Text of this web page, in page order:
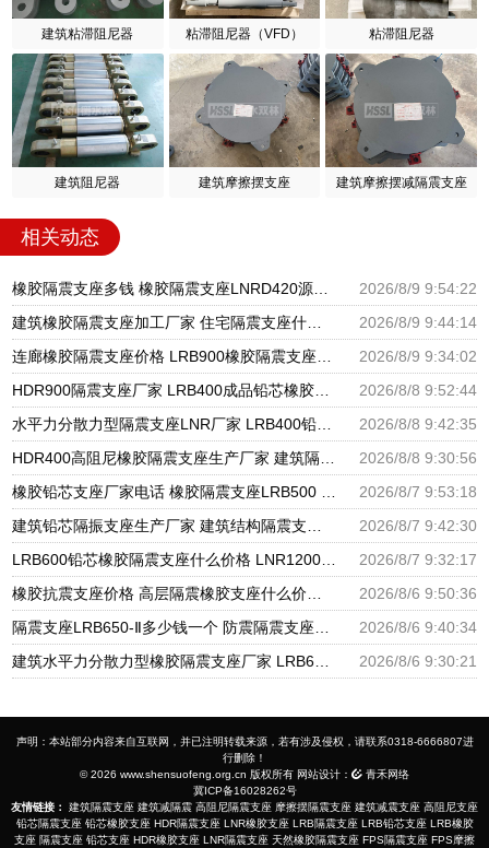
建筑粘滞阻尼器 粘滞阻尼器（VFD） 粘滞阻尼器
建筑阻尼器 建筑摩擦摆支座 建筑摩擦摆减隔震支座
相关动态
2026/8/9 9:54:22
2026/8/9 9:44:14
2026/8/9 9:34:02
2026/8/8 9:52:44
2026/8/8 9:42:35
2026/8/8 9:30:56
2026/8/7 9:53:18
2026/8/7 9:42:30
2026/8/7 9:32:17
2026/8/6 9:50:36
2026/8/6 9:40:34
2026/8/6 9:30:21
声明：本站部分内容来自互联网，并已注明转载来源，若有涉及侵权，请联系0318-6666807进
行删除！
© 2026 www.shensuofeng.org.cn 版权所有 网站设计：
青禾网络
冀ICP备16028262号
友情链接：
建筑隔震支座 建筑减隔震 高阻尼隔震支座 摩擦摆隔震支座 建筑减震支座 高阻尼支座
铅芯隔震支座 铅芯橡胶支座 HDR隔震支座 LNR橡胶支座 LRB隔震支座 LRB铅芯支座 LRB橡胶
支座 隔震支座 铅芯支座 HDR橡胶支座 LNR隔震支座 天然橡胶隔震支座 FPS隔震支座 FPS摩擦